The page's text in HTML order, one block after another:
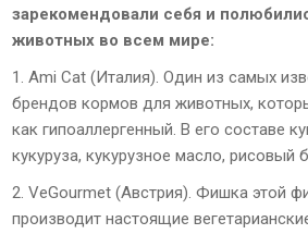
зарекомендовали себя и
животных во всем мире:
1. Ami Cat (Италия). Один из самых
брендов кормов для животных,
как гипоаллергенный. В его составе
кукуруза, кукурузное масло, рисовый
2. VeGourmet (Австрия). Фишка этой
производит настоящие